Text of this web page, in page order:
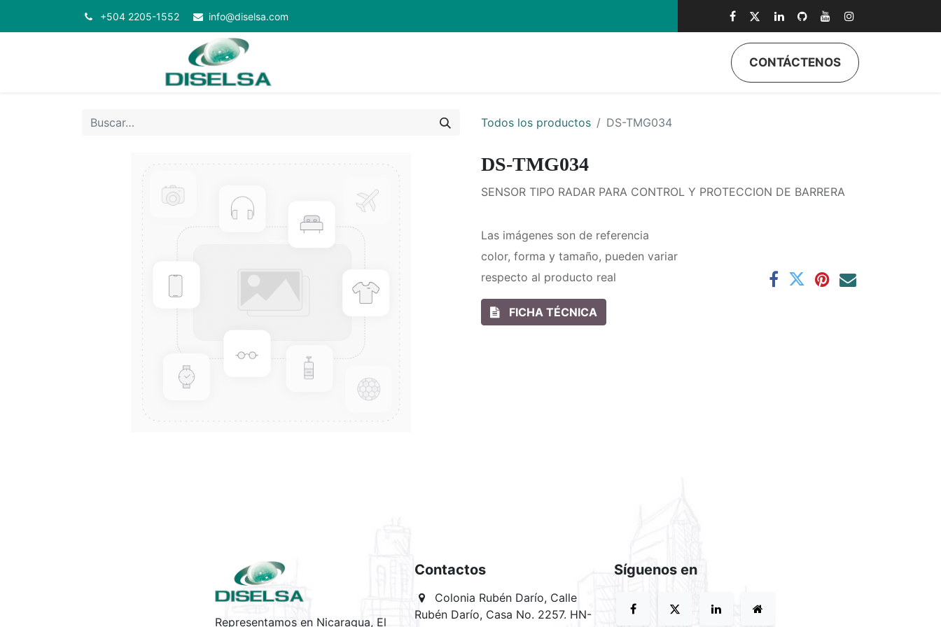
+504 2205-1552 info@diselsa.com
Quiénes Somos Eventos Soporte
CONTÁCTENOS
Todos los productos DS-TMG034
DS-TMG034
SENSOR TIPO RADAR PARA CONTROL Y PROTECCION DE BARRERA
Las imágenes son de referencia
color, forma y tamaño, pueden variar
respecto al producto real
FICHA TÉCNICA
Representamos en Nicaragua, El
Contactos
Colonia Rubén Darío, Calle
Rubén Darío, Casa No. 2257. HN-
Síguenos en